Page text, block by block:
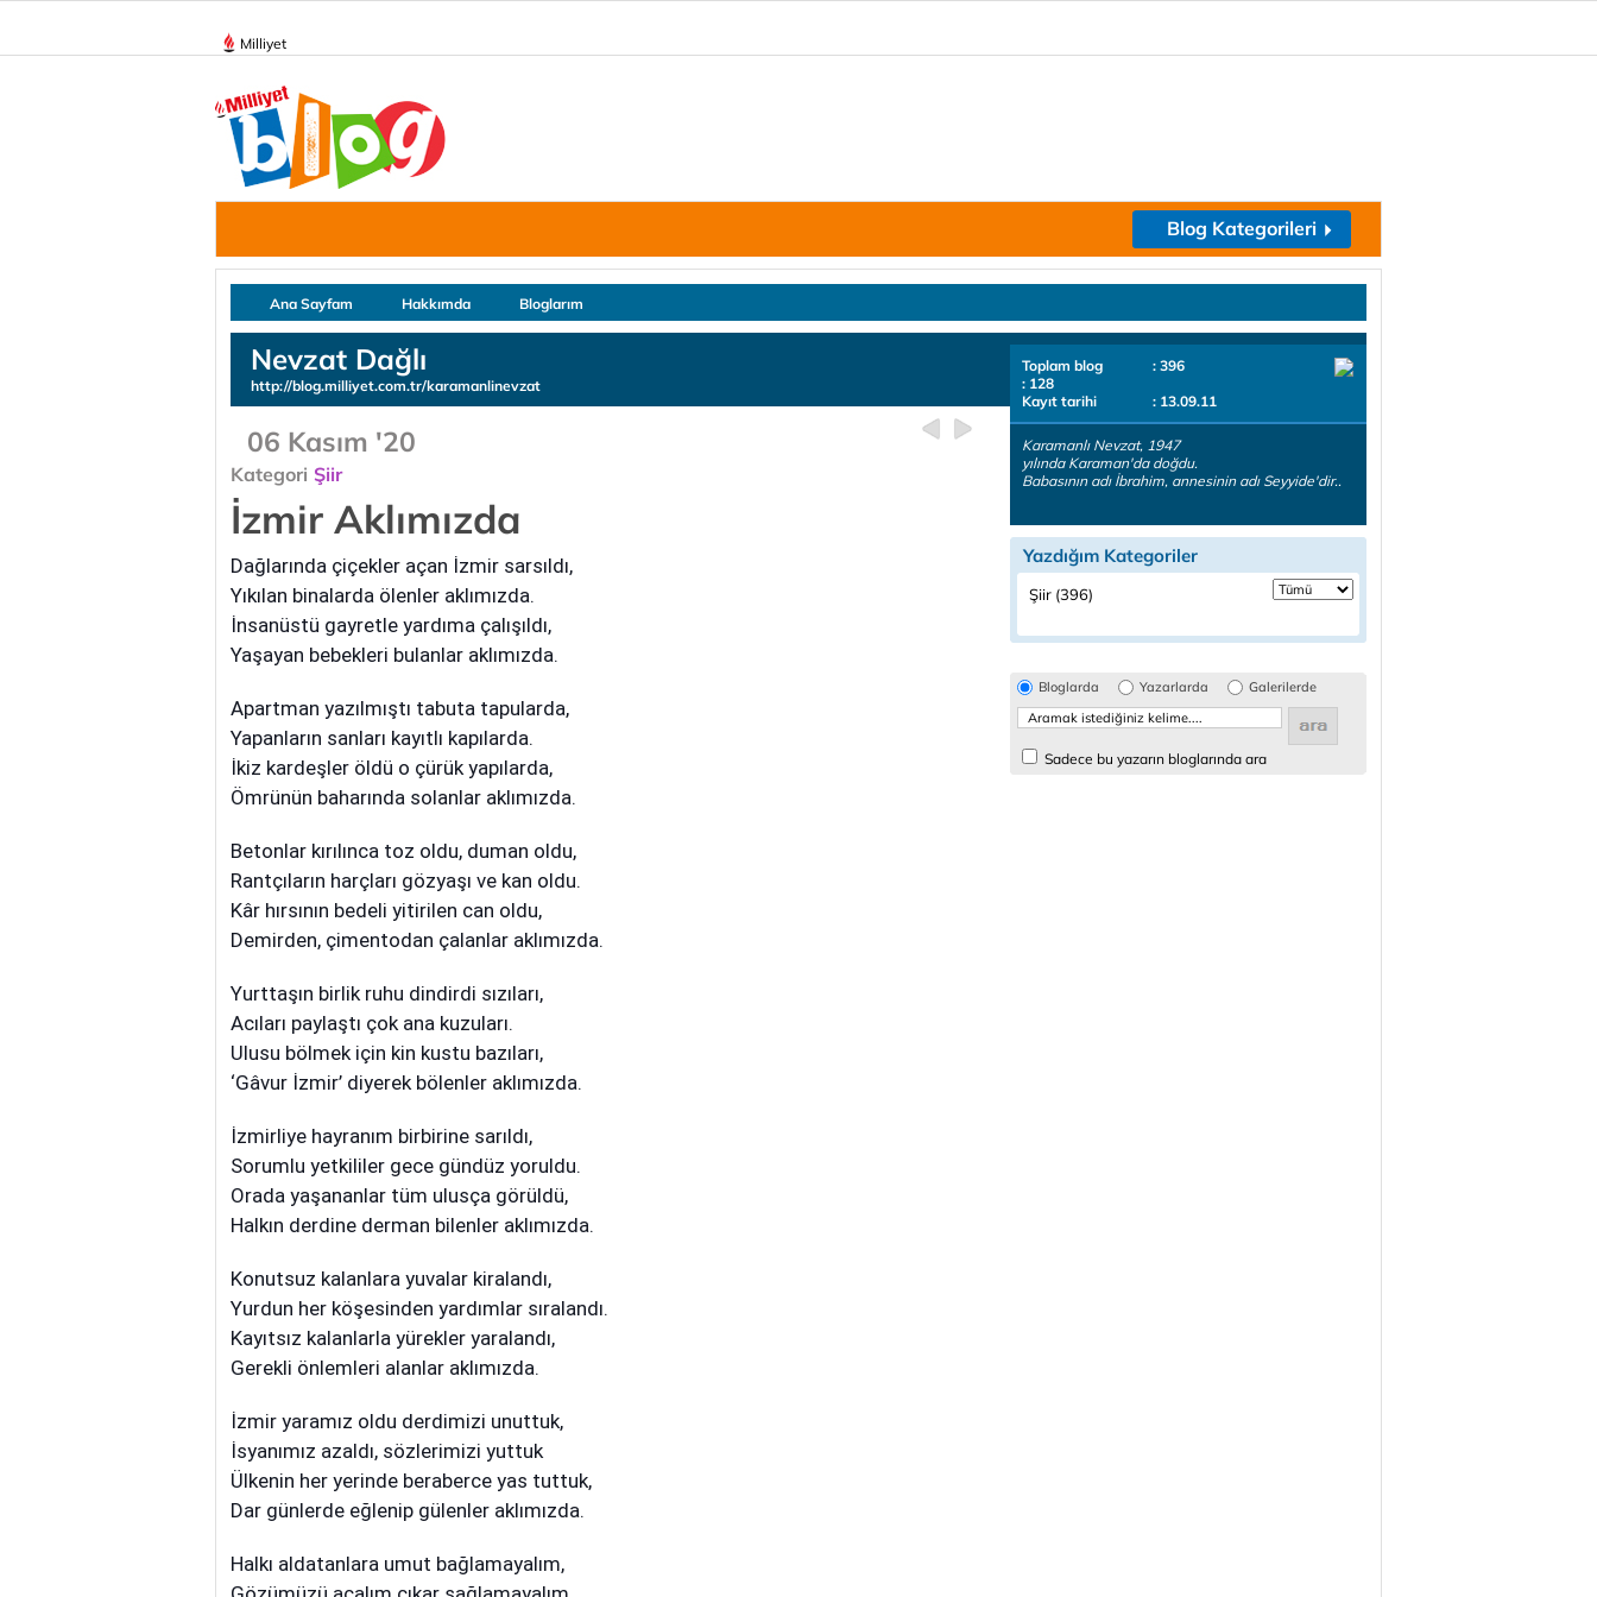
Milliyet
Blog Kategorileri
Ana Sayfam Hakkımda Bloglarım
Nevzat Dağlı
http://blog.milliyet.com.tr/karamanlinevzat
06 Kasım '20
Kategori Şiir
İzmir Aklımızda
Dağlarında çiçekler açan İzmir sarsıldı,
Yıkılan binalarda ölenler aklımızda.
İnsanüstü gayretle yardıma çalışıldı,
Yaşayan bebekleri bulanlar aklımızda.
Apartman yazılmıştı tabuta tapularda,
Yapanların sanları kayıtlı kapılarda.
İkiz kardeşler öldü o çürük yapılarda,
Ömrünün baharında solanlar aklımızda.
Betonlar kırılınca toz oldu, duman oldu,
Rantçıların harçları gözyaşı ve kan oldu.
Kâr hırsının bedeli yitirilen can oldu,
Demirden, çimentodan çalanlar aklımızda.
Yurttaşın birlik ruhu dindirdi sızıları,
Acıları paylaştı çok ana kuzuları.
Ulusu bölmek için kin kustu bazıları,
‘Gâvur İzmir’ diyerek bölenler aklımızda.
İzmirliye hayranım birbirine sarıldı,
Sorumlu yetkililer gece gündüz yoruldu.
Orada yaşananlar tüm ulusça görüldü,
Halkın derdine derman bilenler aklımızda.
Konutsuz kalanlara yuvalar kiralandı,
Yurdun her köşesinden yardımlar sıralandı.
Kayıtsız kalanlarla yürekler yaralandı,
Gerekli önlemleri alanlar aklımızda.
İzmir yaramız oldu derdimizi unuttuk,
İsyanımız azaldı, sözlerimizi yuttuk
Ülkenin her yerinde beraberce yas tuttuk,
Dar günlerde eğlenip gülenler aklımızda.
Halkı aldatanlara umut bağlamayalım,
Toplam blog
: 396
: 128
Kayıt tarihi
: 13.09.11
Karamanlı Nevzat, 1947
yılında Karaman'da doğdu.
Babasının adı İbrahim, annesinin adı Seyyide'dir..
Yazdığım Kategoriler
Şiir (396)
Bloglarda Yazarlarda Galerilerde
Sadece bu yazarın bloglarında ara